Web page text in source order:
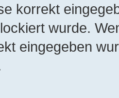
korrekt
wurde.
eingegeben